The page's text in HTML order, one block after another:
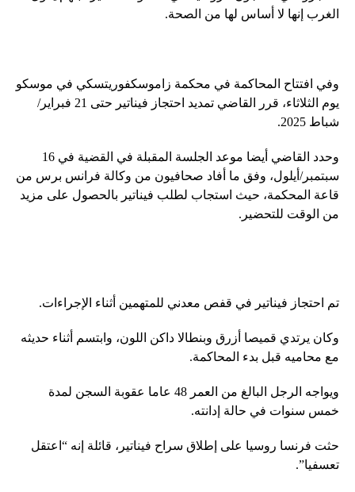
الغرب إنها لا أساس لها من الصحة.
وفي افتتاح المحاكمة في محكمة زاموسكفوريتسكي في موسكو
يوم الثلاثاء، قرر القاضي تمديد احتجاز فيناتير حتى 21 فبراير/
شباط 2025.
وحدد القاضي أيضا موعد الجلسة المقبلة في القضية في 16
سبتمبر/أيلول، وفق ما أفاد صحافيون من وكالة فرانس برس من
قاعة المحكمة، حيث استجاب لطلب فيناتير بالحصول على مزيد
من الوقت للتحضير.
تم احتجاز فيناتير في قفص معدني للمتهمين أثناء الإجراءات.
وكان يرتدي قميصا أزرق وبنطالا داكن اللون، وابتسم أثناء حديثه
مع محاميه قبل بدء المحاكمة.
ويواجه الرجل البالغ من العمر 48 عاما عقوبة السجن لمدة
خمس سنوات في حالة إدانته.
حثت فرنسا روسيا على إطلاق سراح فيناتير، قائلة إنه “اعتقل
تعسفيا”.